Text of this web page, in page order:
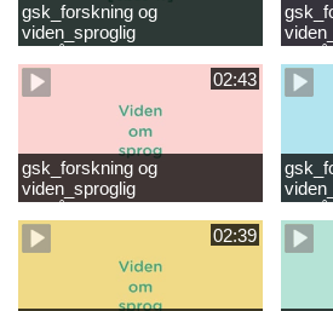
gsk_forskning og
viden_sproglig
læsevanskeligheder.mp402:43
gsk_forskning og
viden_sproglig
forståelse_Støt dit barns
fortsatte læsning 8-10 år.mp4
6
02:39